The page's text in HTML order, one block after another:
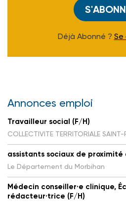
Déjà Abonné ?
Annonces emploi
Travailleur social (F/H)
COLLECTIVITE TERRITORIALE SAINT-
assistants sociaux de proximité
Le Département du Morbihan
Médecin conseiller·e clinique,
rédacteur·trice (F/H)